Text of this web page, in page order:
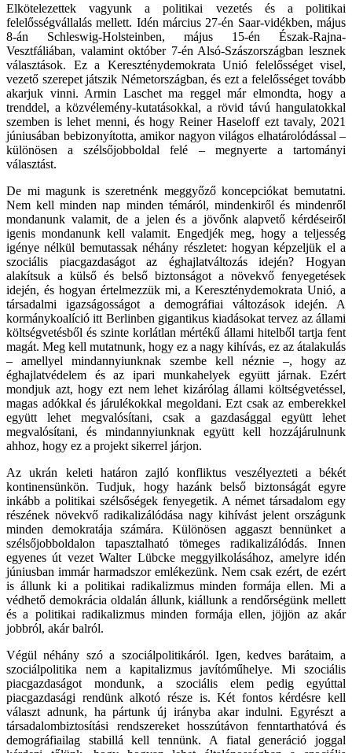
Elkötelezettek vagyunk a politikai vezetés és a politikai
felelősségvállalás mellett. Idén március 27-én Saar-vidékben, május
8-án Schleswig-Holsteinben, május 15-én Észak-Rajna-
Vesztfáliában, valamint október 7-én Alsó-Szászországban lesznek
választások. Ez a Kereszténydemokrata Unió felelősséget visel,
vezető szerepet játszik Németországban, és ezt a felelősséget tovább
akarjuk vinni. Armin Laschet ma reggel már elmondta, hogy a
trenddel, a közvélemény-kutatásokkal, a rövid távú hangulatokkal
szemben is lehet menni, és hogy Reiner Haseloff ezt tavaly, 2021
júniusában bebizonyította, amikor nagyon világos elhatárolódással –
különösen a szélsőjobboldal felé – megnyerte a tartományi
választást.
De mi magunk is szeretnénk meggyőző koncepciókat bemutatni.
Nem kell minden nap minden témáról, mindenkiről és mindenről
mondanunk valamit, de a jelen és a jövőnk alapvető kérdéseiről
igenis mondanunk kell valamit. Engedjék meg, hogy a teljesség
igénye nélkül bemutassak néhány részletet: hogyan képzeljük el a
szociális piacgazdaságot az éghajlatváltozás idején? Hogyan
alakítsuk a külső és belső biztonságot a növekvő fenyegetések
idején, és hogyan értelmezzük mi, a Kereszténydemokrata Unió, a
társadalmi igazságosságot a demográfiai változások idején. A
kormánykoalíció itt Berlinben gigantikus kiadásokat tervez az állami
költségvetésből és szinte korlátlan mértékű állami hitelből tartja fent
magát. Meg kell mutatnunk, hogy ez a nagy kihívás, ez az átalakulás
– amellyel mindannyiunknak szembe kell néznie –, hogy az
éghajlatvédelem és az ipari munkahelyek együtt járnak. Ezért
mondjuk azt, hogy ezt nem lehet kizárólag állami költségvetéssel,
magas adókkal és járulékokkal megoldani. Ezt csak az emberekkel
együtt lehet megvalósítani, csak a gazdasággal együtt lehet
megvalósítani, és mindannyiunknak együtt kell hozzájárulnunk
ahhoz, hogy ez a projekt sikerrel járjon.
Az ukrán keleti határon zajló konfliktus veszélyezteti a békét
kontinensünkön. Tudjuk, hogy hazánk belső biztonságát egyre
inkább a politikai szélsőségek fenyegetik. A német társadalom egy
részének növekvő radikalizálódása nagy kihívást jelent országunk
minden demokratája számára. Különösen aggaszt bennünket a
szélsőjobboldalon tapasztalható tömeges radikalizálódás. Innen
egyenes út vezet Walter Lübcke meggyilkolásához, amelyre idén
júniusban immár harmadszor emlékezünk. Nem csak ezért, de ezért
is állunk ki a politikai radikalizmus minden formája ellen. Mi a
védhető demokrácia oldalán állunk, kiállunk a rendőrségünk mellett
és a politikai radikalizmus minden formája ellen, jöjjön az akár
jobbról, akár balról.
Végül néhány szó a szociálpolitikáról. Igen, kedves barátaim, a
szociálpolitika nem a kapitalizmus javítóműhelye. Mi szociális
piacgazdaságot mondunk, a szociális elem pedig egyúttal
piacgazdasági rendünk alkotó része is. Két fontos kérdésre kell
választ adnunk, ha pártunk új irányba akar indulni. Egyrészt a
társadalombiztosítási rendszereket hosszútávon fenntarthatóvá és
demográfiailag stabillá kell tennünk. A fiatal generáció joggal